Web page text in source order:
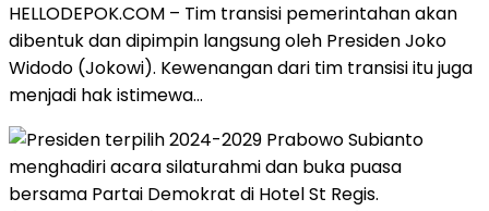
HELLODEPOK.COM – Tim transisi pemerintahan akan
dibentuk dan dipimpin langsung oleh Presiden Joko
Widodo (Jokowi). Kewenangan dari tim transisi itu juga
menjadi hak istimewa…